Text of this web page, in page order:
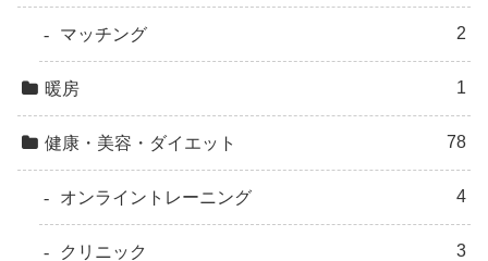
マッチング 2
暖房 1
健康・美容・ダイエット 78
オンライントレーニング 4
クリニック 3